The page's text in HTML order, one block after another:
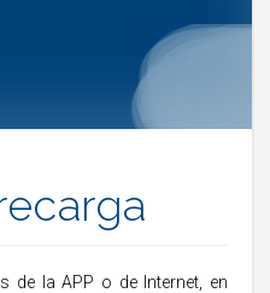
de la APP o de Internet, en